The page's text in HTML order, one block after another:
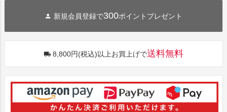
新規会員登録で300ポイントプレゼント
8,800円(税込)以上お買上げで送料無料